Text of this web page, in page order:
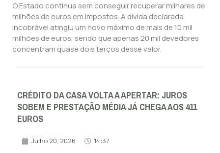
O Estado continua sem conseguir recuperar milhares de
milhões de euros em impostos. A dívida declarada
incobrável atingiu um novo máximo de mais de 10 mil
milhões de euros, sendo que apenas 20 mil devedores
concentram quase dois terços desse valor.
CRÉDITO DA CASA VOLTA A APERTAR: JUROS
SOBEM E PRESTAÇÃO MÉDIA JÁ CHEGA AOS 411
EUROS
Julho 20, 2026 14:37